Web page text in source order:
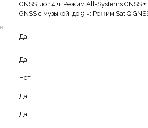
GNSS: до 14 ч; Режим All-Systems GNSS
GNSS с музыкой: до 9 ч; Режим SatIQ
Да
Да
Нет
Да
Да